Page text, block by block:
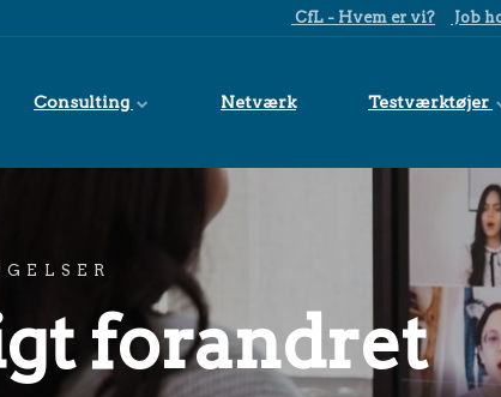
CfL - Hvem er vi? Job
Consulting Netværk Testværktøjer
forandret